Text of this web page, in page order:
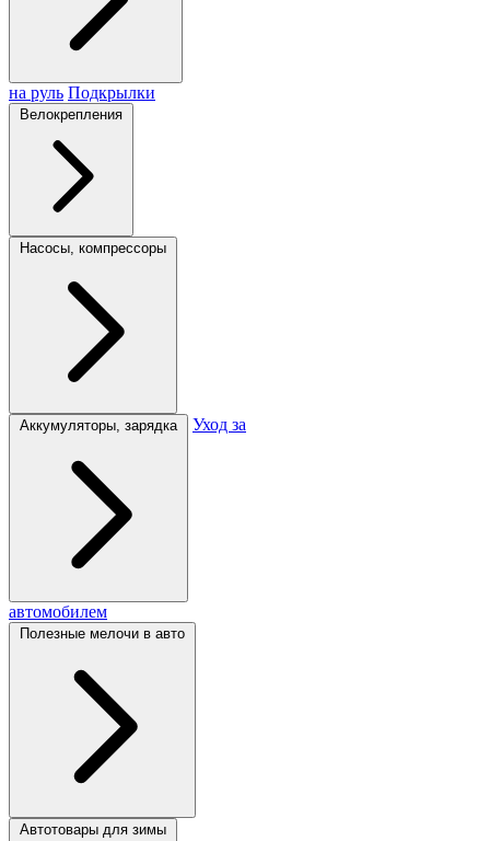
на руль Подкрылки
Велокрепления
Насосы, компрессоры
Аккумуляторы, зарядка Уход за
автомобилем
Полезные мелочи в авто
Автотовары для зимы